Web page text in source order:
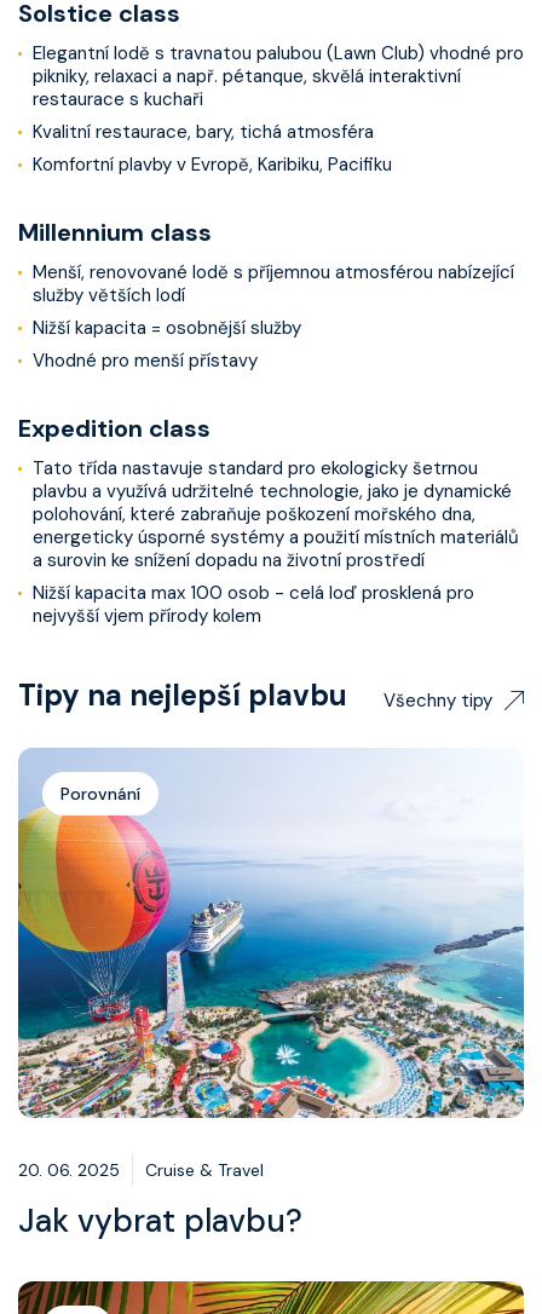
Solstice class
Elegantní lodě s travnatou palubou (Lawn Club) vhodné pro
pikniky, relaxaci a např. pétanque, skvělá interaktivní
restaurace s kuchaři
Kvalitní restaurace, bary, tichá atmosféra
Komfortní plavby v Evropě, Karibiku, Pacifiku
Millennium class
Menší, renovované lodě s příjemnou atmosférou nabízející
služby větších lodí
Nižší kapacita = osobnější služby
Vhodné pro menší přístavy
Expedition class
Tato třída nastavuje standard pro ekologicky šetrnou
plavbu a využívá udržitelné technologie, jako je dynamické
polohování, které zabraňuje poškození mořského dna,
energeticky úsporné systémy a použití místních materiálů
a surovin ke snížení dopadu na životní prostředí
Nižší kapacita max 100 osob - celá loď prosklená pro
nejvyšší vjem přírody kolem
Tipy na nejlepší plavbu Všechny tipy
Porovnání
20. 06. 2025 Cruise & Travel
Jak vybrat plavbu?